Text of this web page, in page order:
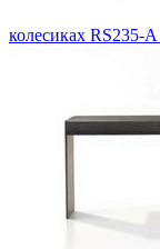
колесиках RS235-A